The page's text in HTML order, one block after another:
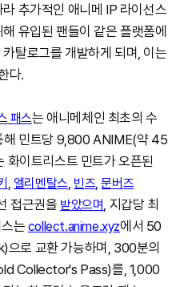
추가적인 애니메 IP 라이선스
유입된 팬들이 같은 플랫폼에
탈로그를 개발하게 되며, 이는
다.
패스는 애니메체인 최초의 수
해 민트당 9,800 ANIME(약 45
이트리스트 민트가 오픈된
엘리멘탈스 빈즈 ,문버즈
접근권을 받았으며 , 지갑당 최
는 collect.anime.xyz에서 50
으로 교환 가능하며, 300분의
Collector's Pass)를, 1,000